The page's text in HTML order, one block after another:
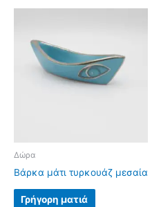
Δώρα
Βάρκα μάτι τυρκουάζ μεσαία
Γρήγορη ματιά